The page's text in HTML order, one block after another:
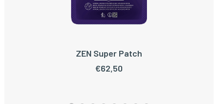
TOEVOEGEN AAN WINKELWAGEN
ZEN Super Patch
€62,50